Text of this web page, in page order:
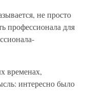
не просто
профессионала для
временах,
интересно было